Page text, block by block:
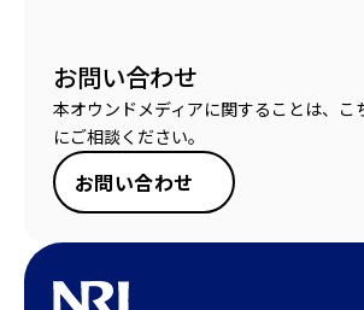
お問い合わせ
本オウンドメディアに関することは、こ
にご相談ください。
お問い合わせ